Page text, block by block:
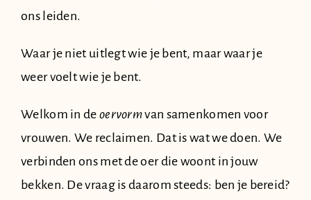
ons leiden.
Waar je niet uitlegt wie je bent, maar waar je
weer voelt wie je bent.
Welkom in de oervormvan samenkomen voor
vrouwen. We reclaimen. Dat is wat we doen. We
verbinden ons met de oer die woont in jouw
bekken. De vraag is daarom steeds: ben je bereid?